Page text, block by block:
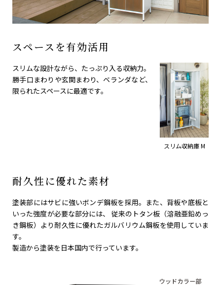
スペースを有効活用
スリムな設計ながら、たっぷり入る収納力。
勝手口まわりや玄関まわり、ベランダなど、
限られたスペースに最適です。
スリム収納庫 M
耐久性に優れた素材
塗装部にはサビに強いボンデ鋼板を採用。また、背板や底板と
いった強度が必要な部分には、 従来のトタン板（溶融亜鉛めっ
き鋼板）より耐久性に優れたガルバリウム鋼板を使用していま
す。
製造から塗装を日本国内で行っています。